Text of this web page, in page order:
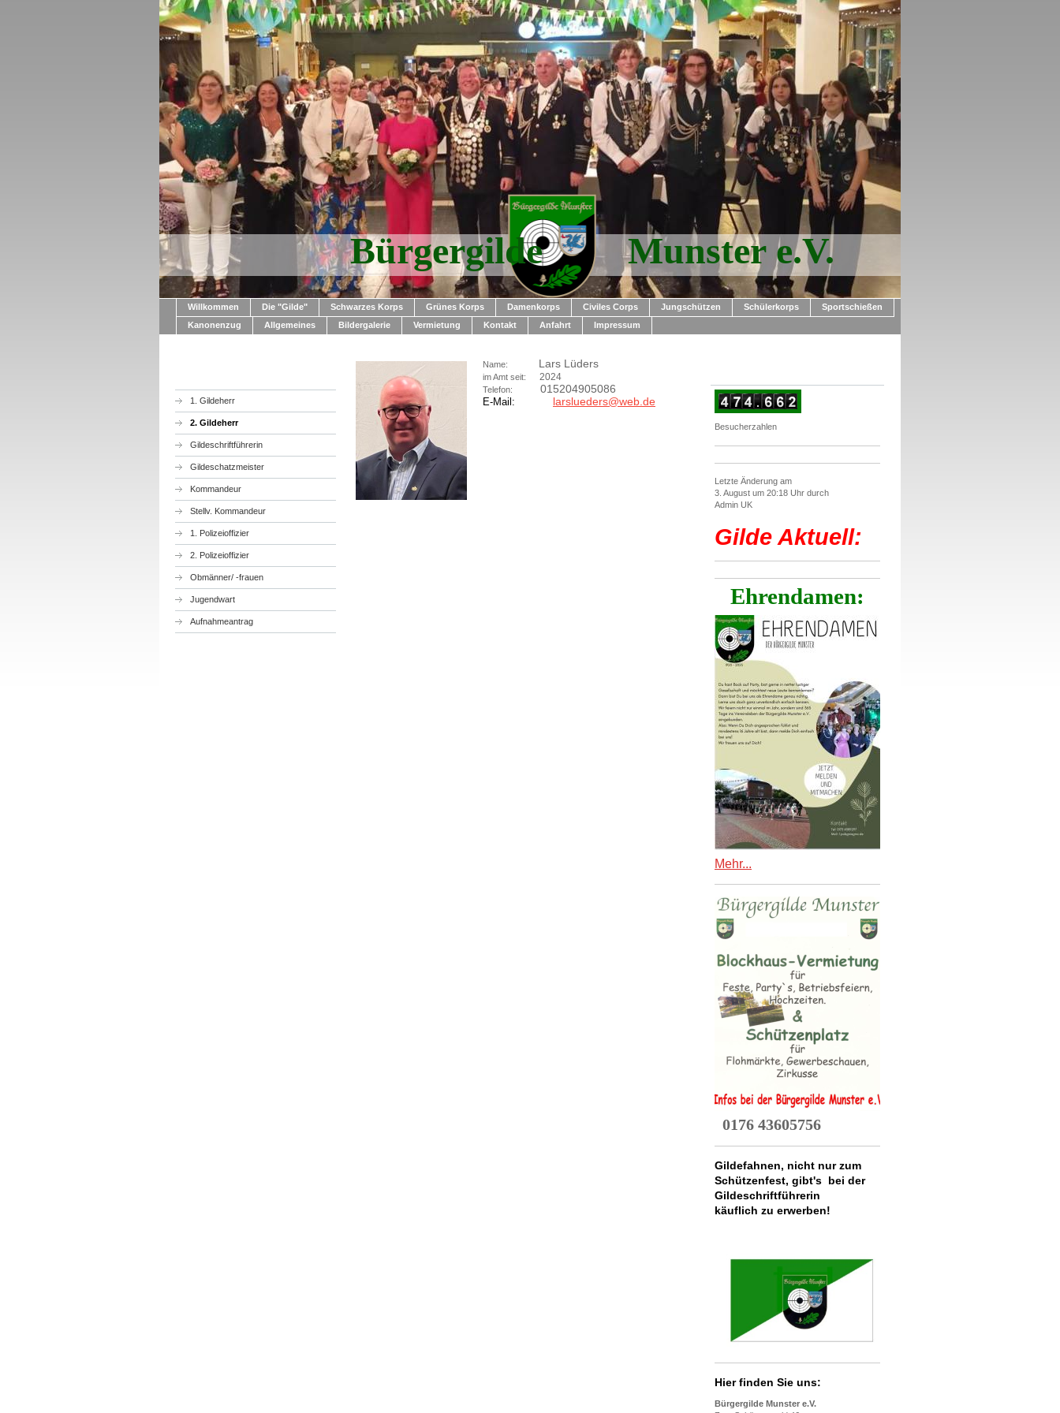
Bürgergilde Munster e.V.
Willkommen Die "Gilde" Schwarzes Korps Grünes Korps Damenkorps Civiles Corps Jungschützen Schülerkorps
Sportschießen
Kanonenzug
Allgemeines Bildergalerie Vermietung Kontakt Anfahrt Impressum
1. Gildeherr
2. Gildeherr
Gildeschriftführerin
Gildeschatzmeister
Kommandeur
Stellv. Kommandeur
1. Polizeioffizier
2. Polizeioffizier
Obmänner/ -frauen
Jugendwart
Aufnahmeantrag
Name: Lars Lüders
im Amt seit: 2024
Telefon: 015204905086
E-Mail: larslueders@web.de
Besucherzahlen
Letzte Änderung am
3. August um 20:18 Uhr durch
Admin UK
Gilde Aktuell:
Ehrendamen:
Mehr...
0176 43605756
Gildefahnen, nicht nur zum
Schützenfest, gibt's bei der
Gildeschriftführerin
käuflich zu erwerben!
Hier finden Sie uns:
Bürgergilde Munster e.V.